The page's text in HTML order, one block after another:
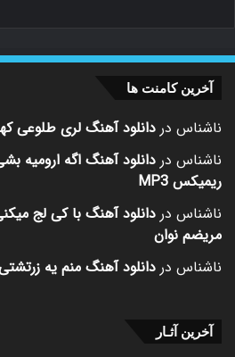
آخرین کامنت ها
ناشناس در دانلود آهنگ لری طلوعی
ناشناس در دانلود آهنگ اگه ارومیه
ریمیکس MP3
ناشناس در دانلود آهنگ با کی لج
مریضم نوان
ناشناس در دانلود آهنگ منم یه
آخرین آثـار